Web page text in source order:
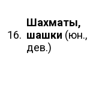
16.
Шахматы,
шашки (юн.,
дев.)